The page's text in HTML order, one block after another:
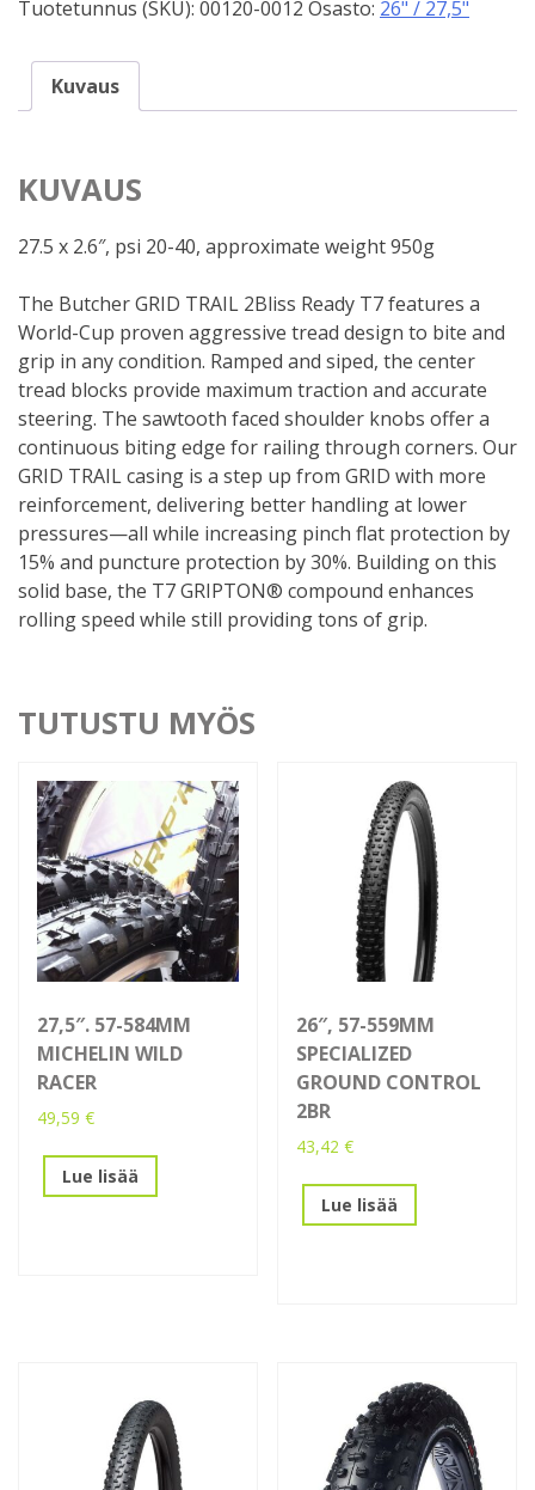
Tuotetunnus (SKU): 00120-0012 Osasto: 26" / 27,5"
Kuvaus
KUVAUS
27.5 x 2.6″, psi 20-40, approximate weight 950g
The Butcher GRID TRAIL 2Bliss Ready T7 features a
World-Cup proven aggressive tread design to bite and
grip in any condition. Ramped and siped, the center
tread blocks provide maximum traction and accurate
steering. The sawtooth faced shoulder knobs offer a
continuous biting edge for railing through corners. Our
GRID TRAIL casing is a step up from GRID with more
reinforcement, delivering better handling at lower
pressures—all while increasing pinch flat protection by
15% and puncture protection by 30%. Building on this
solid base, the T7 GRIPTON® compound enhances
rolling speed while still providing tons of grip.
TUTUSTU MYÖS
27,5″. 57-584MM
MICHELIN WILD
RACER
49,59 €
Lue lisää
26″, 57-559MM
SPECIALIZED
GROUND CONTROL
2BR
43,42€
Lue lisää